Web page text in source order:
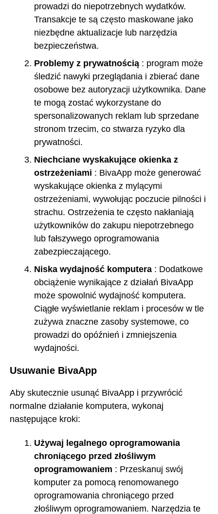
prowadzi do niepotrzebnych wydatków.
Transakcje te są często maskowane jako
niezbędne aktualizacje lub narzędzia
bezpieczeństwa.
Problemy z prywatnością : program może
śledzić nawyki przeglądania i zbierać dane
osobowe bez autoryzacji użytkownika. Dane
te mogą zostać wykorzystane do
spersonalizowanych reklam lub sprzedane
stronom trzecim, co stwarza ryzyko dla
prywatności.
Niechciane wyskakujące okienka z
ostrzeżeniami : BivaApp może generować
wyskakujące okienka z mylącymi
ostrzeżeniami, wywołując poczucie pilności i
strachu. Ostrzeżenia te często nakłaniają
użytkowników do zakupu niepotrzebnego
lub fałszywego oprogramowania
zabezpieczającego.
Niska wydajność komputera : Dodatkowe
obciążenie wynikające z działań BivaApp
może spowolnić wydajność komputera.
Ciągłe wyświetlanie reklam i procesów w tle
zużywa znaczne zasoby systemowe, co
prowadzi do opóźnień i zmniejszenia
wydajności.
Usuwanie BivaApp
Aby skutecznie usunąć BivaApp i przywrócić
normalne działanie komputera, wykonaj
następujące kroki:
Używaj legalnego oprogramowania
chroniącego przed złośliwym
oprogramowaniem : Przeskanuj swój
komputer za pomocą renomowanego
oprogramowania chroniącego przed
złośliwym oprogramowaniem. Narzędzia te